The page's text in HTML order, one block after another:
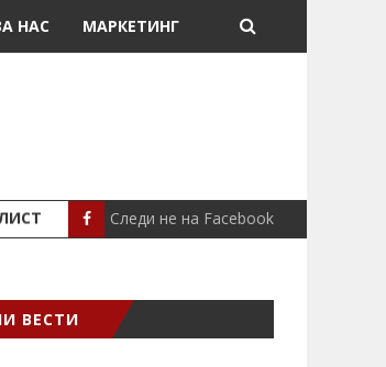
НАС МАРКЕТИНГ
СЦЕНА СЕВЕРИНА ВО
Следи не на Facebook
ВЕСТИ